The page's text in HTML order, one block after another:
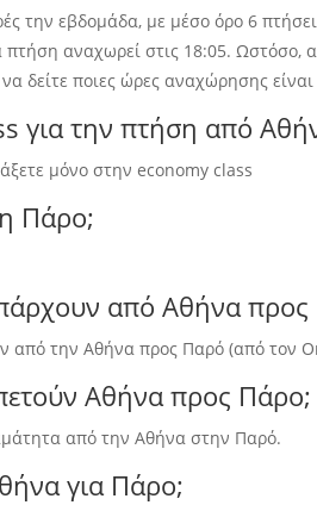
την εβδομάδα, με μέσο όρο 6
αναχωρεί στις 18:05.
δείτε ποιες ώρες αναχώρησης
για την πτήση από
μόνο στην economy class
Πάρο;
από Αθήνα
από την Αθήνα προς Παρό (από τον
Αθήνα προς Πάρο;
από την Αθήνα στην Παρό.
για Πάρο;